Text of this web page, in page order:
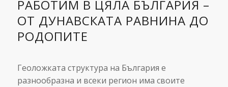
РАБОТИМ В ЦЯЛА БЪЛГАРИЯ –
ОТ ДУНАВСКАТА РАВНИНА ДО
РОДОПИТЕ
Геоложката структура на България е
разнообразна и всеки регион има своите